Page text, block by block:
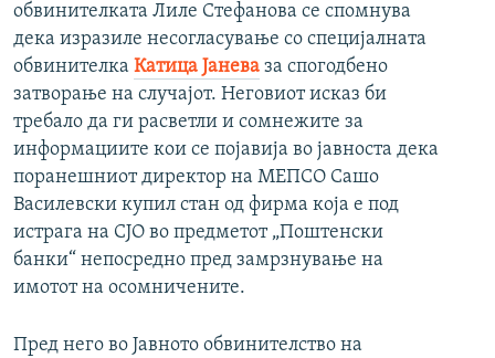
обвинителката Лиле Стефанова се спомнува
дека изразиле несогласување со специјалната
обвинителка Катица Јанева за спогодбено
затворање на случајот. Неговиот исказ би
требало да ги расветли и сомнежите за
информациите кои се појавија во јавноста дека
поранешниот директор на МЕПСО Сашо
Василевски купил стан од фирма која е под
истрага на СЈО во предметот „Поштенски
банки“ непосредно пред замрзнување на
имотот на осомничените.
Пред него во Јавното обвинителство на